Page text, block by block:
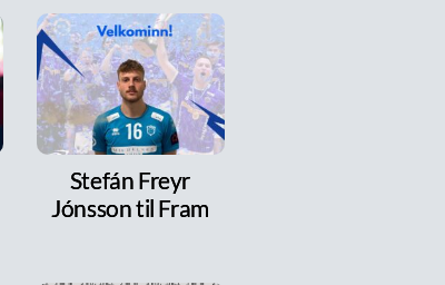
Stefán Freyr
Jónsson til Fram